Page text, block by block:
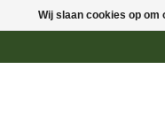
Wij slaan cookies op om